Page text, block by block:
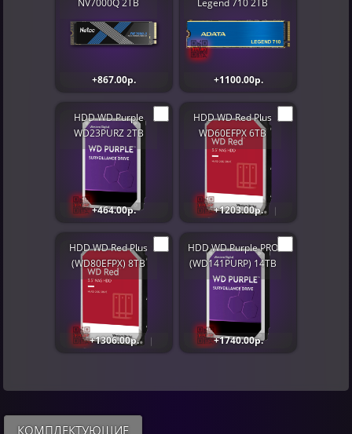
+867.00р. +1100.00р.
HDD WD Purple
WD23PURZ 2TB
+464.00р.
HDD WD Red Plus
WD60EFPX 6TB
+1203.00р.
HDD WD Red Plus
(WD80EFPX) 8TB
+1306.00р.
HDD WD Purple PRO
(WD141PURP) 14TB
+1740.00р.
КОМПЛЕКТУЮЩИЕ